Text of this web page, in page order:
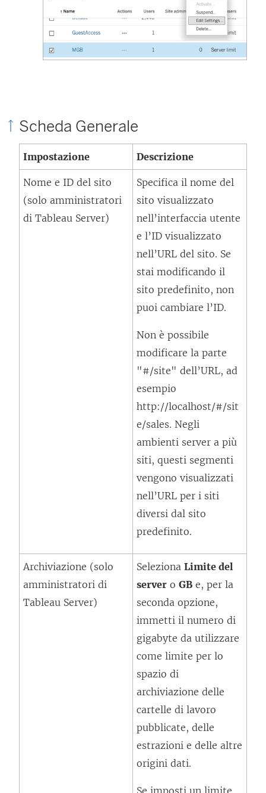
Scheda Generale
Impostazione Descrizione
Nome e ID del sito
(solo amministratori
di Tableau Server)
Specifica il nome del
sito visualizzato
nell’interfaccia utente
e l’ID visualizzato
nell’URL del sito. Se
stai modificando il
sito predefinito, non
puoi cambiare l’ID.
Non è possibile
modificare la parte
"#/site" dell’URL, ad
esempio
http://localhost/#/sit
e/sales. Negli
ambienti server a più
siti, questi segmenti
vengono visualizzati
nell’URL per i siti
diversi dal sito
predefinito.
Archiviazione (solo
amministratori di
Tableau Server)
Seleziona Limite del
server o GB e, per la
seconda opzione,
immetti il numero di
gigabyte da utilizzare
come limite per lo
spazio di
archiviazione delle
cartelle di lavoro
pubblicate, delle
estrazioni e delle altre
origini dati.
Se imposti un limite